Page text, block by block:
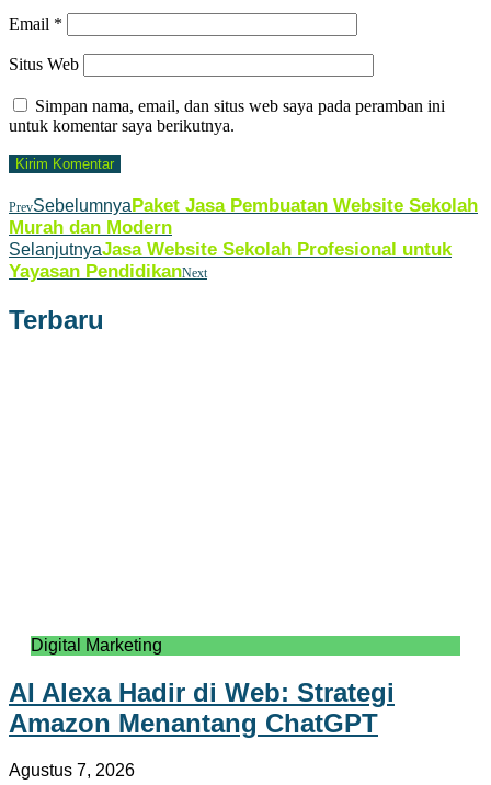
Email *
Situs Web
Simpan nama, email, dan situs web saya pada peramban ini
untuk komentar saya berikutnya.
PrevSebelumnyaPaket Jasa Pembuatan Website Sekolah
Murah dan Modern
SelanjutnyaJasa Website Sekolah Profesional untuk
Yayasan PendidikanNext
Terbaru
Digital Marketing
AI Alexa Hadir di Web: Strategi
Amazon Menantang ChatGPT
Agustus 7, 2026